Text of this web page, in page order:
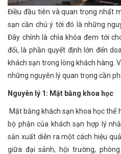
Điều đầu tiên và quan trọng nhất
sạn cần chú ý tới đó là những
Đây chính là chìa khóa đem tới
đối, là phần quyết định lớn đến
khách sạn trong lòng khách hàng.
những nguyên lý quan trọng cần
Nguyên lý 1: Mặt bằng khoa học
Mặt bằng khách sạn khoa học thể
bộ phận của khách sạn hợp lý
sản xuất diễn ra một cách hiệu
giữa đại sảnh, hội trường,